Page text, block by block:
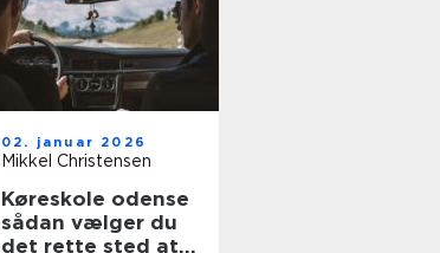
02. januar 2026
Mikkel Christensen
Køreskole odense
sådan vælger du
det rette sted at